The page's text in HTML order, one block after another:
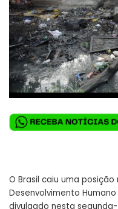
O Brasil caiu uma
Desenvolvimento Humano
divulgado nesta